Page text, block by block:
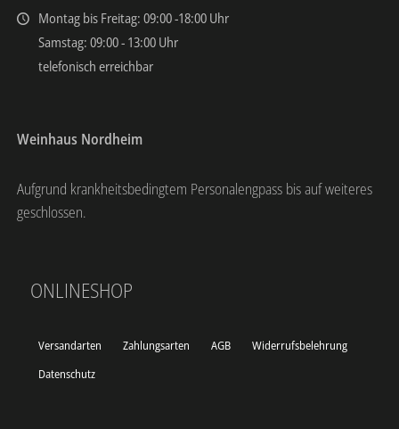
Montag bis Freitag: 09:00 -18:00 Uhr
Samstag: 09:00 - 13:00 Uhr
telefonisch erreichbar
Weinhaus Nordheim
Aufgrund krankheitsbedingtem Personalengpass bis auf weiteres
geschlossen.
ONLINESHOP
Versandarten Zahlungsarten AGB
Widerrufsbelehrung
Datenschutz